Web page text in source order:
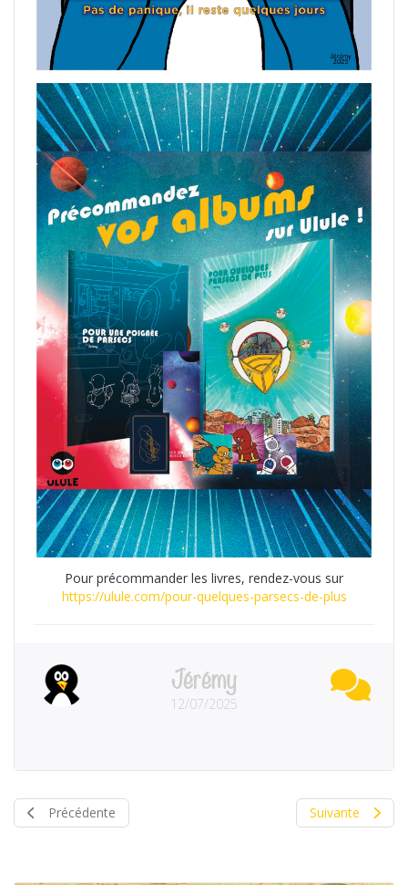
Pour précommander les livres, rendez-vous sur
https://ulule.com/pour-quelques-parsecs-de-plus
Jérémy
12/07/2025
Précédente Suivante